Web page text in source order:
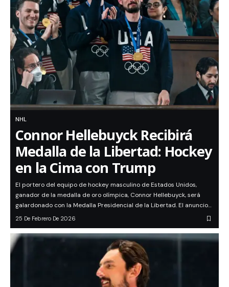
NHL
Connor Hellebuyck Recibirá
Medalla de la Libertad: Hockey
en la Cima con Trump
El portero del equipo de hockey masculino de Estados Unidos,
ganador de la medalla de oro olímpica, Connor Hellebuyck, será
galardonado con la Medalla Presidencial de la Libertad. El anuncio…
25 De Febrero De 2026